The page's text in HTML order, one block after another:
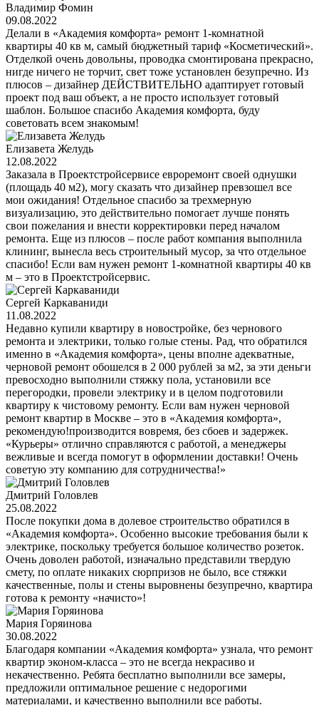
Владимир Фомин
09.08.2022
Делали в «Академия комфорта» ремонт 1-комнатной
квартиры 40 кв м, самый бюджетный тариф «Косметический».
Отделкой очень довольны, проводка смонтирована прекрасно,
нигде ничего не торчит, свет тоже установлен безупречно. Из
плюсов – дизайнер ДЕЙСТВИТЕЛЬНО адаптирует готовый
проект под ваш объект, а не просто использует готовый
шаблон. Большое спасибо Академия комфорта, буду
советовать всем знакомым!
Елизавета Желудь
12.08.2022
Заказала в Проектстройсервисе евроремонт своей однушки
(площадь 40 м2), могу сказать что дизайнер превзошел все
мои ожидания! Отдельное спасибо за трехмерную
визуализацию, это действительно помогает лучше понять
свои пожелания и внести корректировки перед началом
ремонта. Еще из плюсов – после работ компания выполнила
клининг, вынесла весь строительный мусор, за что отдельное
спасибо! Если вам нужен ремонт 1-комнатной квартиры 40 кв
м – это в Проектстройсервис.
Сергей Каркаваниди
11.08.2022
Недавно купили квартиру в новостройке, без чернового
ремонта и электрики, только голые стены. Рад, что обратился
именно в «Академия комфорта», цены вполне адекватные,
черновой ремонт обошелся в 2 000 рублей за м2, за эти деньги
превосходно выполнили стяжку пола, установили все
перегородки, провели электрику и в целом подготовили
квартиру к чистовому ремонту. Если вам нужен черновой
ремонт квартир в Москве – это в «Академия комфорта»,
рекомендую!производится вовремя, без сбоев и задержек.
«Курьеры» отлично справляются с работой, а менеджеры
вежливые и всегда помогут в оформлении доставки! Очень
советую эту компанию для сотрудничества!»
Дмитрий Головлев
25.08.2022
После покупки дома в долевое строительство обратился в
«Академия комфорта». Особенно высокие требования были к
электрике, поскольку требуется большое количество розеток.
Очень доволен работой, изначально представили твердую
смету, по оплате никаких сюрпризов не было, все стяжки
качественные, полы и стены выровнены безупречно, квартира
готова к ремонту «начисто»!
Мария Горяинова
30.08.2022
Благодаря компании «Академия комфорта» узнала, что ремонт
квартир эконом-класса – это не всегда некрасиво и
некачественно. Ребята бесплатно выполнили все замеры,
предложили оптимальное решение с недорогими
материалами, и качественно выполнили все работы.